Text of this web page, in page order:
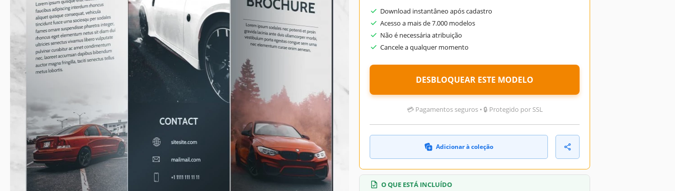
Criado
May 26, 2021
Última atualização
July 9, 2026
Comunidade
Adicionado às coleções por 2 Usuários
Estatísticas de uso
Principais recursos deste modelo
Moderno Folheto e Panfleto Modelos
Sobre este modelo
Pessoas que querem alugar um carro geralmente buscam aproveitar alta velocidade e obter prazer
dirigindo. Além disso, muitos deles querem causar uma boa impressão em seus amigos ou colegas.
Nosso Folheto de Aluguel de Carros irá atrair a todos. Seja qual for o objetivo de uma pessoa, depois
de ver este anúncio, ele ou ela virá até o seu serviço para obter um veículo por alguns dias.
Download instantâneo após cadastro
Acesso a mais de 7.000 modelos
Não é necessária atribuição
Cancele a qualquer momento
DESBLOQUEAR ESTE MODELO
💳 Pagamentos seguros • 🔒 Protegido por SSL
Adicionar à coleção
O QUE ESTÁ INCLUÍDO